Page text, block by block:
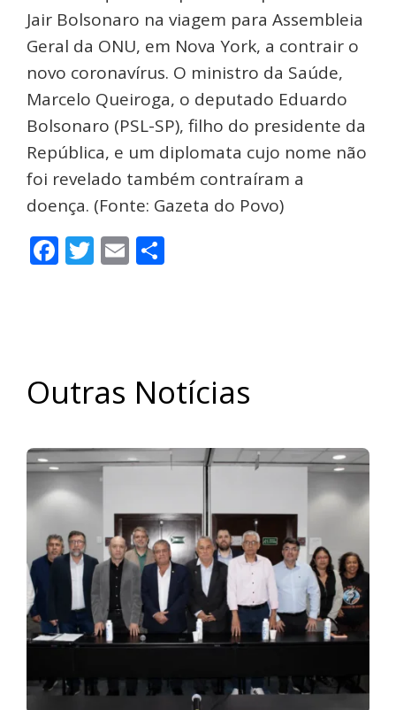
Jair Bolsonaro na viagem para Assembleia
Geral da ONU, em Nova York, a contrair o
novo coronavírus. O ministro da Saúde,
Marcelo Queiroga, o deputado Eduardo
Bolsonaro (PSL-SP), filho do presidente da
República, e um diplomata cujo nome não
foi revelado também contraíram a
doença. (Fonte: Gazeta do Povo)
Facebook
Twitter
Email
Outras Notícias